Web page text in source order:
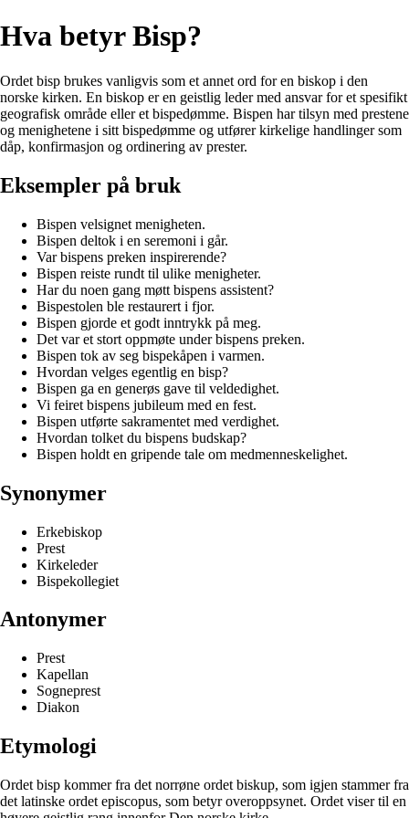
Hva betyr Bisp?
Ordet bisp brukes vanligvis som et annet ord for en biskop i den
norske kirken. En biskop er en geistlig leder med ansvar for et spesifikt
geografisk område eller et bispedømme. Bispen har tilsyn med prestene
og menighetene i sitt bispedømme og utfører kirkelige handlinger som
dåp, konfirmasjon og ordinering av prester.
Eksempler på bruk
Bispen velsignet menigheten.
Bispen deltok i en seremoni i går.
Var bispens preken inspirerende?
Bispen reiste rundt til ulike menigheter.
Har du noen gang møtt bispens assistent?
Bispestolen ble restaurert i fjor.
Bispen gjorde et godt inntrykk på meg.
Det var et stort oppmøte under bispens preken.
Bispen tok av seg bispekåpen i varmen.
Hvordan velges egentlig en bisp?
Bispen ga en generøs gave til veldedighet.
Vi feiret bispens jubileum med en fest.
Bispen utførte sakramentet med verdighet.
Hvordan tolket du bispens budskap?
Bispen holdt en gripende tale om medmenneskelighet.
Synonymer
Erkebiskop
Prest
Kirkeleder
Bispekollegiet
Antonymer
Prest
Kapellan
Sogneprest
Diakon
Etymologi
Ordet bisp kommer fra det norrøne ordet biskup, som igjen stammer fra
det latinske ordet episcopus, som betyr overoppsynet. Ordet viser til en